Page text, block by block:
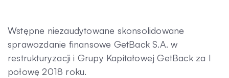
Aktualności
Kontakt
Wstępne niezaudytowane skonsolidowane
sprawozdanie finansowe GetBack S.A. w
restrukturyzacji i Grupy Kapitałowej GetBack za I
połowę 2018 roku.